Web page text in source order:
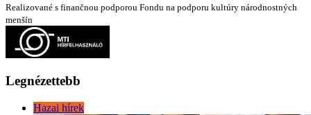
Realizované s finančnou podporou Fondu na podporu kultúry národnostných
menšín
Legnézettebb
Hazai hírek